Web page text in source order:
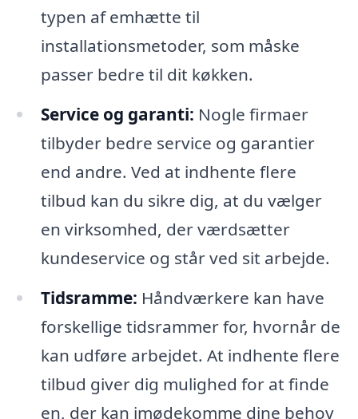
typen af emhætte til
installationsmetoder, som måske
passer bedre til dit køkken.
Service og garanti: Nogle firmaer
tilbyder bedre service og garantier
end andre. Ved at indhente flere
tilbud kan du sikre dig, at du vælger
en virksomhed, der værdsætter
kundeservice og står ved sit arbejde.
Tidsramme: Håndværkere kan have
forskellige tidsrammer for, hvornår de
kan udføre arbejdet. At indhente flere
tilbud giver dig mulighed for at finde
en, der kan imødekomme dine behov